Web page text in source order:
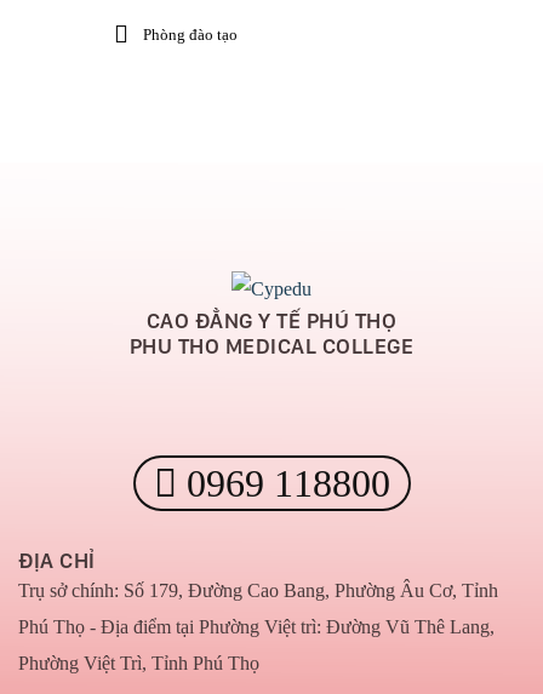
Phòng đào tạo
CAO ĐẲNG Y TẾ PHÚ THỌ
PHU THO MEDICAL COLLEGE
0969 118800
ĐỊA CHỈ
Trụ sở chính: Số 179, Đường Cao Bang, Phường Âu Cơ, Tỉnh
Phú Thọ - Địa điểm tại Phường Việt trì: Đường Vũ Thê Lang,
Phường Việt Trì, Tỉnh Phú Thọ